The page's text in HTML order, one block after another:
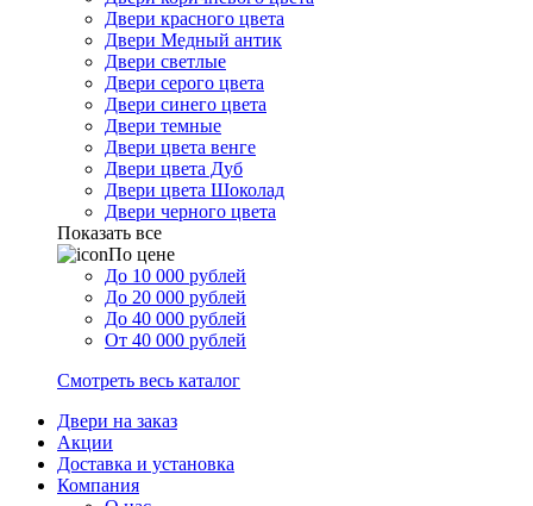
Двери красного цвета
Двери Медный антик
Двери светлые
Двери серого цвета
Двери синего цвета
Двери темные
Двери цвета венге
Двери цвета Дуб
Двери цвета Шоколад
Двери черного цвета
Показать все
По цене
До 10 000 рублей
До 20 000 рублей
До 40 000 рублей
От 40 000 рублей
Смотреть весь каталог
Двери на заказ
Акции
Доставка и установка
Компания